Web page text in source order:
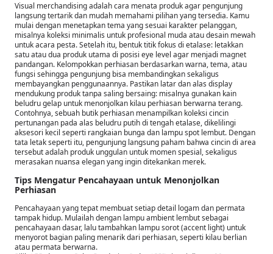
Visual merchandising adalah cara menata produk agar pengunjung
langsung tertarik dan mudah memahami pilihan yang tersedia. Kamu
mulai dengan menetapkan tema yang sesuai karakter pelanggan,
misalnya koleksi minimalis untuk profesional muda atau desain mewah
untuk acara pesta. Setelah itu, bentuk titik fokus di etalase: letakkan
satu atau dua produk utama di posisi eye level agar menjadi magnet
pandangan. Kelompokkan perhiasan berdasarkan warna, tema, atau
fungsi sehingga pengunjung bisa membandingkan sekaligus
membayangkan penggunaannya. Pastikan latar dan alas display
mendukung produk tanpa saling bersaing: misalnya gunakan kain
beludru gelap untuk menonjolkan kilau perhiasan berwarna terang.
Contohnya, sebuah butik perhiasan menampilkan koleksi cincin
pertunangan pada alas beludru putih di tengah etalase, dikelilingi
aksesori kecil seperti rangkaian bunga dan lampu spot lembut. Dengan
tata letak seperti itu, pengunjung langsung paham bahwa cincin di area
tersebut adalah produk unggulan untuk momen spesial, sekaligus
merasakan nuansa elegan yang ingin ditekankan merek.
Tips Mengatur Pencahayaan untuk Menonjolkan
Perhiasan
Pencahayaan yang tepat membuat setiap detail logam dan permata
tampak hidup. Mulailah dengan lampu ambient lembut sebagai
pencahayaan dasar, lalu tambahkan lampu sorot (accent light) untuk
menyorot bagian paling menarik dari perhiasan, seperti kilau berlian
atau permata berwarna.